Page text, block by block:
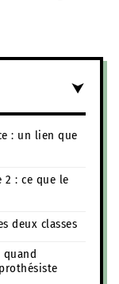
: un lien que
2 : ce que le
deux classes
quand